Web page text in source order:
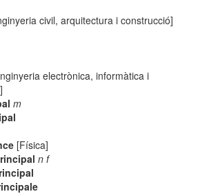
civil, arquitectura i construcció]
electrònica, informàtica i
m
[Física]
n f